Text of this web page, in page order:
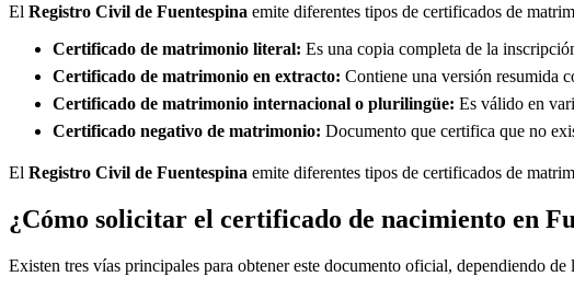
El Registro Civil de Fuentespina emite diferentes tipos de certificados de
Certificado de matrimonio literal: Es una copia completa de la
Certificado de matrimonio en extracto: Contiene una versión resumida
Certificado de matrimonio internacional o plurilingüe: Es válido en
Certificado negativo de matrimonio: Documento que certifica que no
El Registro Civil de Fuentespina emite diferentes tipos de certificados de
¿Cómo solicitar el certificado de nacimiento en
Existen tres vías principales para obtener este documento oficial, dependiendo